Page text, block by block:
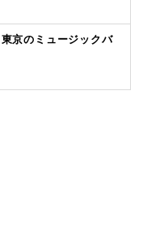
京のミュージックバ